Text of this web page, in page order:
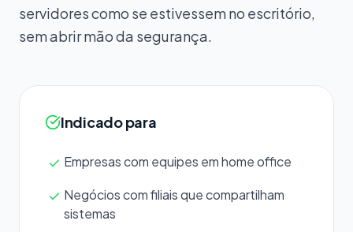
servidores como se estivessem no escritório,
sem abrir mão da segurança.
Indicado para
Empresas com equipes em home office
Negócios com filiais que compartilham
sistemas